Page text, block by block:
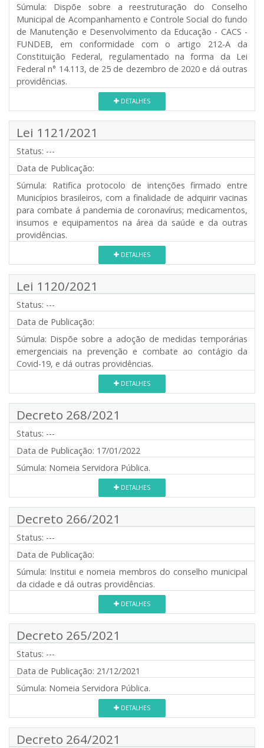
Súmula: Dispõe sobre a reestruturação do Conselho
Municipal de Acompanhamento e Controle Social do fundo
de Manutenção e Desenvolvimento da Educação - CACS -
FUNDEB, em conformidade com o artigo 212-A da
Constituição Federal, regulamentado na forma da Lei
Federal n° 14.113, de 25 de dezembro de 2020 e dá outras
providências.
DETALHES
Lei 1121/2021
Status: ---
Data de Publicação:
Súmula: Ratifica protocolo de intenções firmado entre
Municípios brasileiros, com a finalidade de adquirir vacinas
para combate á pandemia de coronavírus; medicamentos,
insumos e equipamentos na área da saúde e da outras
providências.
DETALHES
Lei 1120/2021
Status: ---
Data de Publicação:
Súmula: Dispõe sobre a adoção de medidas temporárias
emergenciais na prevenção e combate ao contágio da
Covid-19, e dá outras providências.
DETALHES
Decreto 268/2021
Status: ---
Data de Publicação: 17/01/2022
Súmula: Nomeia Servidora Pública.
DETALHES
Decreto 266/2021
Status: ---
Data de Publicação:
Súmula: Institui e nomeia membros do conselho municipal
da cidade e dá outras providências.
DETALHES
Decreto 265/2021
Status: ---
Data de Publicação: 21/12/2021
Súmula: Nomeia Servidora Pública.
DETALHES
Decreto 264/2021